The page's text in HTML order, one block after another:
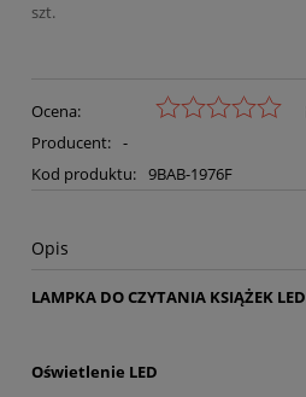
szt.
Ocena:
Producent: -
Kod produktu: 9BAB-1976F
Opis
LAMPKA DO CZYTANIA KSIĄŻEK LED
Oświetlenie LED